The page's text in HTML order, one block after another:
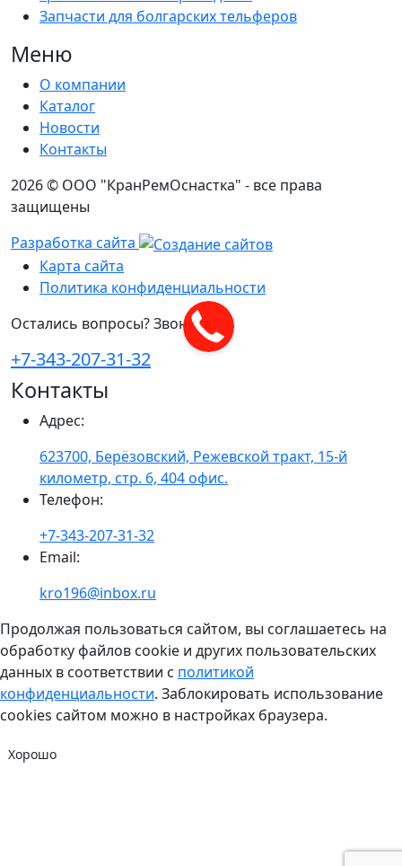
Запчасти для болгарских тельферов
Меню
О компании
Каталог
Новости
Контакты
2026 © ООО "КранРемОснастка" - все права
защищены
Разработка сайта
Карта сайта
Политика конфиденциальности
Остались вопросы? Звоните:
+7-343-207-31-32
Контакты
Адрес:
623700, Берёзовский, Режевской тракт, 15-й
километр, стр. 6, 404 офис.
Телефон:
+7-343-207-31-32
Email:
kro196@inbox.ru
Продолжая пользоваться сайтом, вы соглашаетесь на
обработку файлов cookie и других пользовательских
данных в соответствии с политикой
конфиденциальности. Заблокировать использование
cookies сайтом можно в настройках браузера.
Хорошо